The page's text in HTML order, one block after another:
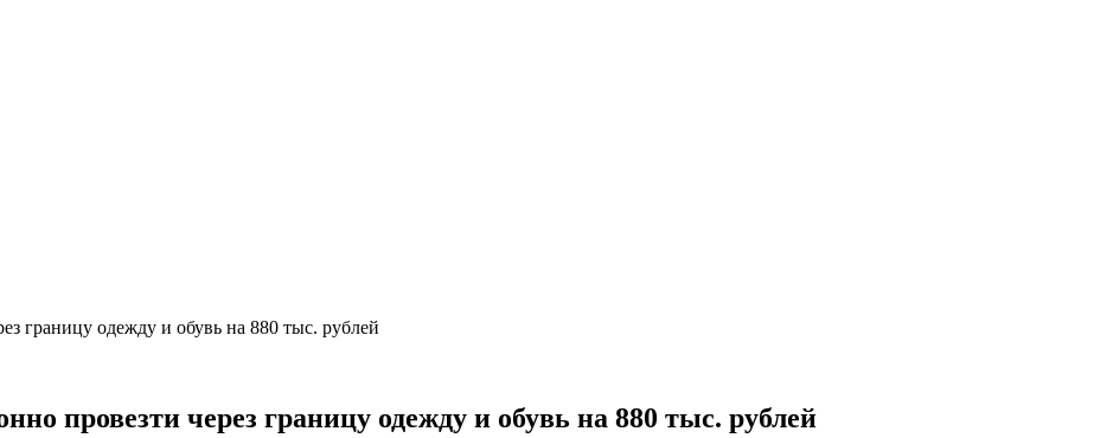
границу одежду и обувь на 880 тыс. рублей
провезти через границу одежду и обувь на 880 тыс. рублей